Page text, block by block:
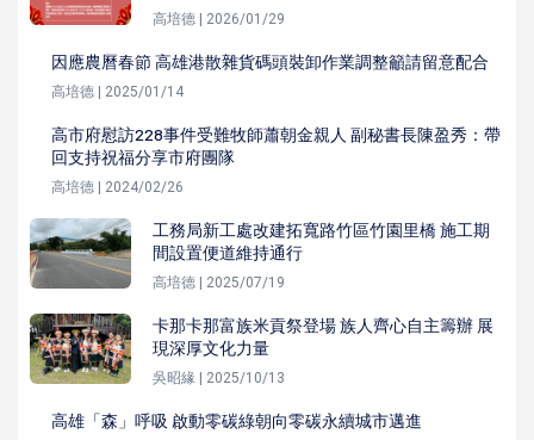
高培德 | 2026/01/29
因應農曆春節 高雄港散雜貨碼頭裝卸作業調整籲請留意配合
高培德 | 2025/01/14
高市府慰訪228事件受難牧師蕭朝金親人 副秘書長陳盈秀：帶
回支持祝福分享市府團隊
高培德 | 2024/02/26
工務局新工處改建拓寬路竹區竹園里橋 施工期
間設置便道維持通行
高培德 | 2025/07/19
卡那卡那富族米貢祭登場 族人齊心自主籌辦 展
現深厚文化力量
吳昭緣 | 2025/10/13
高雄「森」呼吸 啟動零碳綠朝向零碳永續城市邁進